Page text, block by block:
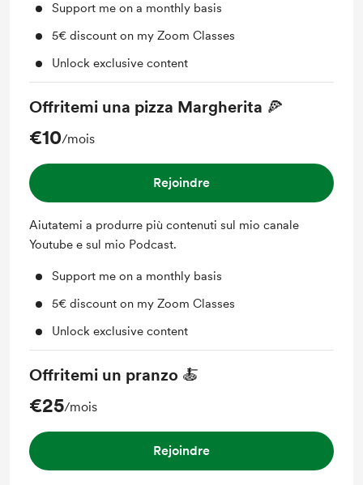
Support me on a monthly basis
5€ discount on my Zoom Classes
Unlock exclusive content
Offritemi una pizza Margherita 🍕
€10/mois
Rejoindre
Aiutatemi a produrre più contenuti sul mio canale
Youtube e sul mio Podcast.
Support me on a monthly basis
5€ discount on my Zoom Classes
Unlock exclusive content
Offritemi un pranzo 🍝
€25/mois
Rejoindre